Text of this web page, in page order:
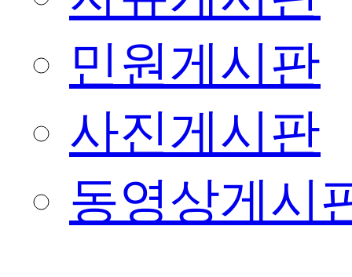
민원게시판
사진게시판
동영상게시